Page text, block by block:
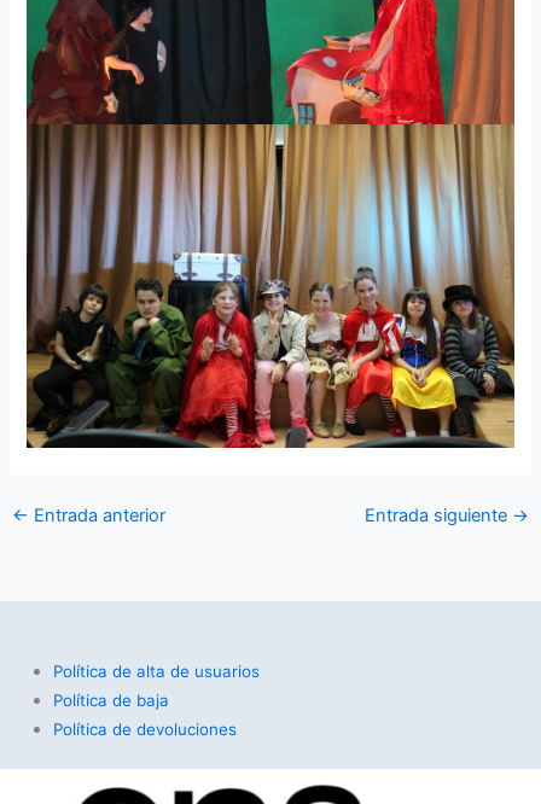
← Entrada anterior Entrada siguiente →
Política de alta de usuarios
Política de baja
Política de devoluciones